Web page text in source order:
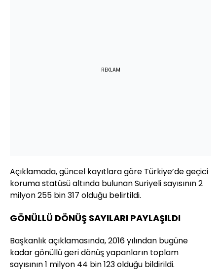
REKLAM
Açıklamada, güncel kayıtlara göre Türkiye’de geçici
koruma statüsü altında bulunan Suriyeli sayısının 2
milyon 255 bin 317 olduğu belirtildi.
GÖNÜLLÜ DÖNÜŞ SAYILARI PAYLAŞILDI
Başkanlık açıklamasında, 2016 yılından bugüne
kadar gönüllü geri dönüş yapanların toplam
sayısının 1 milyon 44 bin 123 olduğu bildirildi.